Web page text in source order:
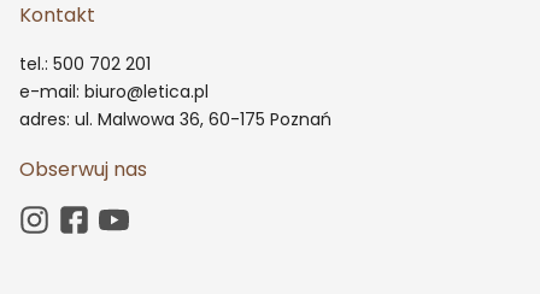
Kontakt
tel.: 500 702 201
e-mail: biuro@letica.pl
adres: ul. Malwowa 36, 60-175 Poznań
Obserwuj nas